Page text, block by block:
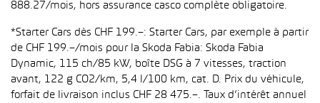
888.27/mois, hors assurance casco complète obligatoire.
*Starter Cars dès CHF 199.–: Starter Cars, par exemple à partir
de CHF 199.–/mois pour la Skoda Fabia: Skoda Fabia
Dynamic, 115 ch/85 kW, boîte DSG à 7 vitesses, traction
avant, 122 g CO2/km, 5,4 l/100 km, cat. D. Prix du véhicule,
forfait de livraison inclus CHF 28 475.–. Taux d’intérêt annuel